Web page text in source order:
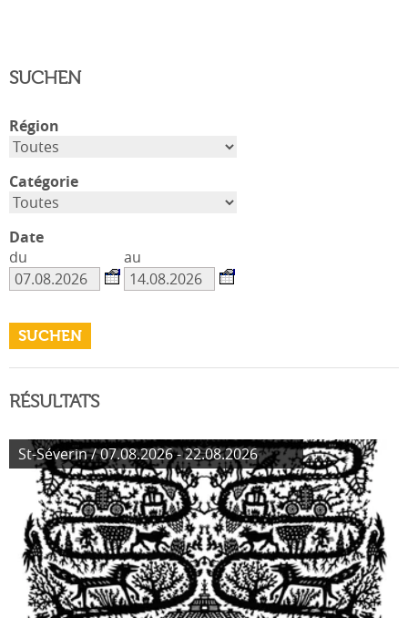
SUCHEN
Région
Catégorie
Date
du
au
RÉSULTATS
St-Séverin / 07.08.2026 - 22.08.2026